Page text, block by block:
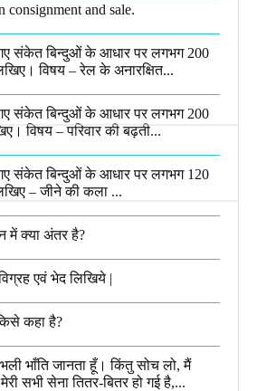
consignment and sale.
गए संकेत बिन्दुओं के आधार पर लगभग 200
विषय – रेल के अनारक्षित...
गए संकेत बिन्दुओं के आधार पर लगभग 200
विषय – परिवार की बढ़ती...
गए संकेत बिन्दुओं के आधार पर लगभग 120
– जीने की कला ...
में क्या अंतर है?
एवं भेद लिखिये |
कहा है?
भली भाँति जानता हूँ। किंतु सोच लो, मैं
सभी सेना तितर-बितर हो गई है,...